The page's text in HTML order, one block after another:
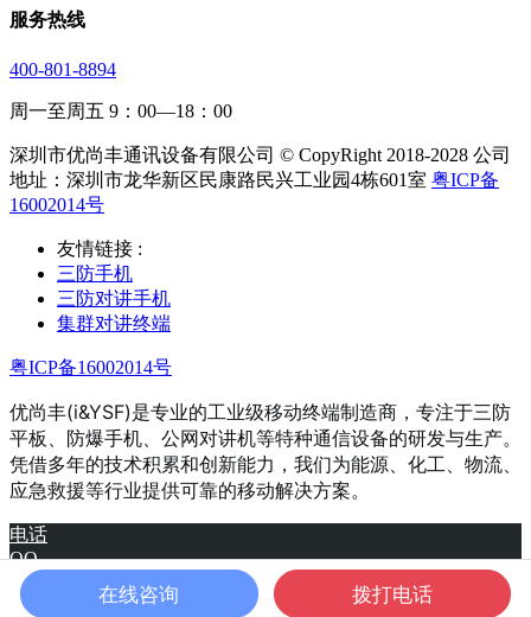
服务热线
400-801-8894
周一至周五 9：00—18：00
深圳市优尚丰通讯设备有限公司 © CopyRight 2018-2028 公司
地址：深圳市龙华新区民康路民兴工业园4栋601室 粤ICP备
16002014号
友情链接 :
三防手机
三防对讲手机
集群对讲终端
粤ICP备16002014号
优尚丰(i&YSF)是专业的工业级移动终端制造商，专注于三防
平板、防爆手机、公网对讲机等特种通信设备的研发与生产。
凭借多年的技术积累和创新能力，我们为能源、化工、物流、
应急救援等行业提供可靠的移动解决方案。
电话
QQ
产品
微信
在线咨询 拨打电话